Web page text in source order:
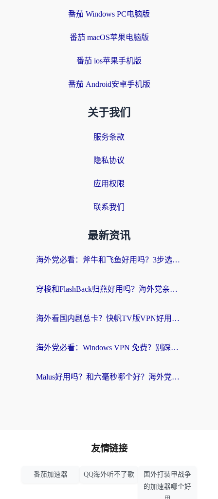
番茄 Windows PC电脑版
番茄 macOS苹果电脑版
番茄 ios苹果手机版
番茄 Android安卓手机版
关于我们
服务条款
隐私协议
应用权限
联系我们
最新资讯
海外党必看：斧牛和飞鱼好用吗？3步选对回国加速器，无缝刷剧玩国服
穿梭和FlashBack归燕好用吗？海外党亲测3款热门回国加速器，教你选对不踩坑
海外看国内剧总卡？快帆TV版VPN好用吗？和快滚VPN对比哪个回国效果更好？
海外党必看：Windows VPN 免费？别踩坑！教你选对好用的国内加速器无缝回国
Malus好用吗？和六毫秒哪个好？海外党选回国加速器的避坑指南
友情链接
番茄加速器 QQ海外听不了歌
国外打装甲战争
的加速器哪个好